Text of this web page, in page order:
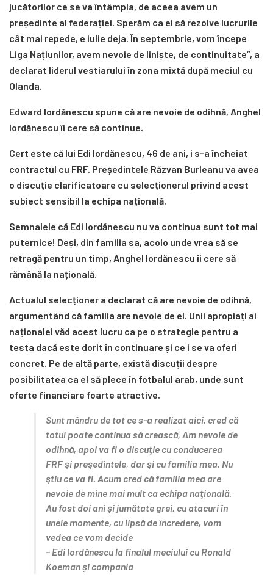
jucătorilor ce se va întâmpla, de aceea avem un
președinte al federației. Sperăm ca ei să rezolve lucrurile
cât mai repede, e iulie deja. În septembrie, vom începe
Liga Națiunilor, avem nevoie de liniște, de continuitate”, a
declarat liderul vestiarului în zona mixtă după meciul cu
Olanda.
Edward Iordănescu spune că are nevoie de odihnă, Anghel
Iordănescu îi cere să continue.
Cert este că lui Edi Iordănescu, 46 de ani, i s-a încheiat
contractul cu FRF. Președintele Răzvan Burleanu va avea
o discuție clarificatoare cu selecționerul privind acest
subiect sensibil la echipa națională.
Semnalele că Edi Iordănescu nu va continua sunt tot mai
puternice! Deși, din familia sa, acolo unde vrea să se
retragă pentru un timp, Anghel Iordănescu îi cere să
rămână la națională.
Actualul selecționer a declarat că are nevoie de odihnă,
argumentând că familia are nevoie de el. Unii apropiați ai
naționalei văd acest lucru ca pe o strategie pentru a
testa dacă este dorit în continuare și ce i se va oferi
concret. Pe de altă parte, există discuții despre
posibilitatea ca el să plece în fotbalul arab, unde sunt
oferte financiare foarte atractive.
Sunt mândru de tot ce s-a realizat aici, cred că
totul poate continua să crească, Am nevoie de
odihnă, apoi va fi o discuţie cu conducerea
FRF şi preşedintele, dar şi cu familia mea. Nu
ştiu ce va fi. Acum cred că familia mea are
nevoie de mine mai mult ca echipa naţională.
Au fost doi ani și jumătate grei, cu atacuri în
unele momente, cu lipsă de încredere, vom
vedea ce vom decide
– Edi Iordănescu la finalul meciului cu Ronald
Koeman și compania